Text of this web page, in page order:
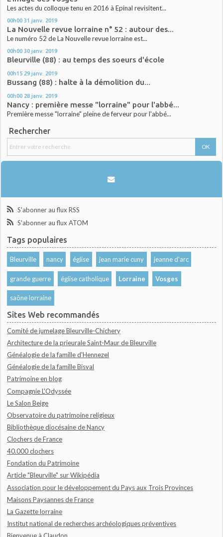
Les actes du colloque tenu en 2016 à Epinal revisitent...
00h00 31 janv. 2019
La Nouvelle revue lorraine n° 52 : autour des...
Le numéro 52 de La Nouvelle revue lorraine est...
00h00 30 janv. 2019
Bleurville (88) : au temps des soeurs d'école
00h15 29 janv. 2019
Bussang (88) : halte à la démolition du...
00h00 28 janv. 2019
Nancy : première messe "lorraine" pour l'abbé...
Première messe "lorraine" pleine de ferveur pour l'abbé...
Rechercher
S'abonner au flux RSS
S'abonner au flux ATOM
Tags populaires
Bleurville nancy église jean marie cuny jeanne d'arc
grande guerre église catholique Lorraine Vosges
saône lorraine
Sites Web recommandés
Comité de jumelage Bleurville-Chichery
Architecture de la prieurale Saint-Maur de Bleurville
Généalogie de la famille d'Hennezel
Généalogie de la famille Bisval
Patrimoine en blog
Compagnie L'Odyssée
Le Salon Beige
Observatoire du patrimoine religieux
Bibliothèque diocésaine de Nancy
Clochers de France
40.000 clochers
Fondation du Patrimoine
Article "Bleurville" sur Wikipédia
Association pour le développement du Pays aux Trois Provinces
Maisons Paysannes de France
La Gazette lorraine
Institut national de recherches archéologiques préventives